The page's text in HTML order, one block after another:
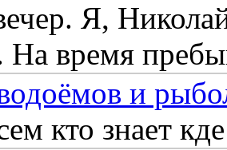
Я,
время
и
кто знает